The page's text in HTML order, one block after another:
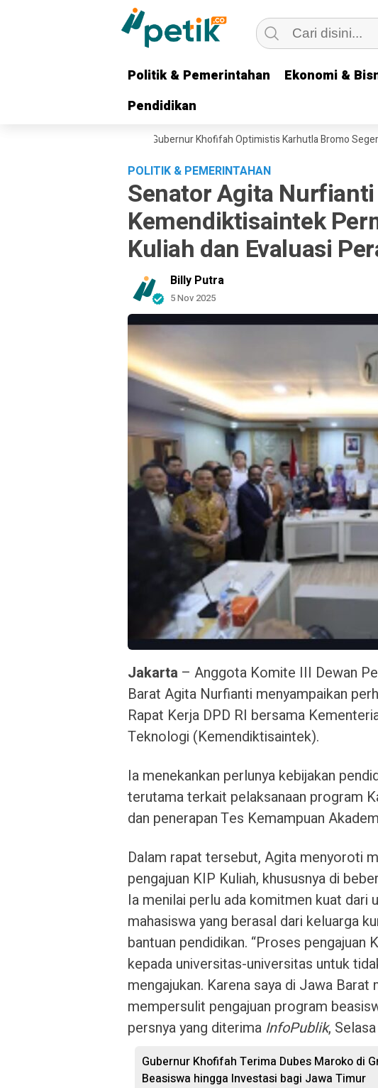
Politik & Pemerintahan Ekonomi &
Pendidikan
Politik & Pemerintahan Ekonomi &
Pendidikan
Bombing Dikerahkan, Gubernur Khofifah Optimistis Karhutla Bromo Segera
POLITIK & PEMERINTAHAN
Senator Agita
Kemendiktisaintek
Kuliah dan Evaluasi
Billy Putra
5 Nov 2025
Jakarta – Anggota Komite III Dewan
Barat Agita Nurfianti menyampaikan
Rapat Kerja DPD RI bersama
Teknologi (Kemendiktisaintek).
Ia menekankan perlunya kebijakan
terutama terkait pelaksanaan program
dan penerapan Tes Kemampuan
Dalam rapat tersebut, Agita menyoroti
pengajuan KIP Kuliah, khususnya di
Ia menilai perlu ada komitmen kuat
mahasiswa yang berasal dari keluarga
bantuan pendidikan. “Proses
kepada universitas-universitas untuk
mengajukan. Karena saya di Jawa Barat
mempersulit pengajuan program
persnya yang diterima InfoPublik,
Gubernur Khofifah Terima Dubes Maroko di
Beasiswa hingga Investasi bagi Jawa Timur